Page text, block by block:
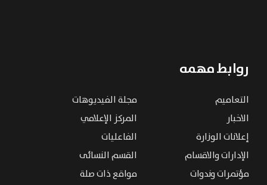
روابط مهمه
التعاميم
مجلة الفيديوهات
الاخبار
المركز الإعلامي
إعلانات الوزارة
الفاعليات
الإدارات والاقسام
القسم النسائى
مؤتمرات وندوات
مواقع ذات صلة